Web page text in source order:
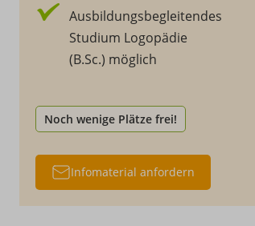
Ausbildungsbegleitendes
Studium Logopädie
(B.Sc.) möglich
Noch wenige Plätze frei!
Infomaterial anfordern